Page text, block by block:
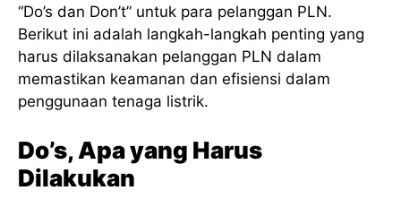
“Do’s dan Don’t” untuk para pelanggan PLN.
Berikut ini adalah langkah-langkah penting yang
harus dilaksanakan pelanggan PLN dalam
memastikan keamanan dan efisiensi dalam
penggunaan tenaga listrik.
Do’s, Apa yang Harus
Dilakukan